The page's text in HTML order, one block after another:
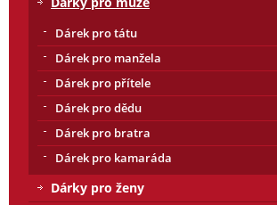
Dárek pro tátu
Dárek pro manžela
Dárek pro přítele
Dárek pro dědu
Dárek pro bratra
Dárek pro kamaráda
Dárky pro ženy